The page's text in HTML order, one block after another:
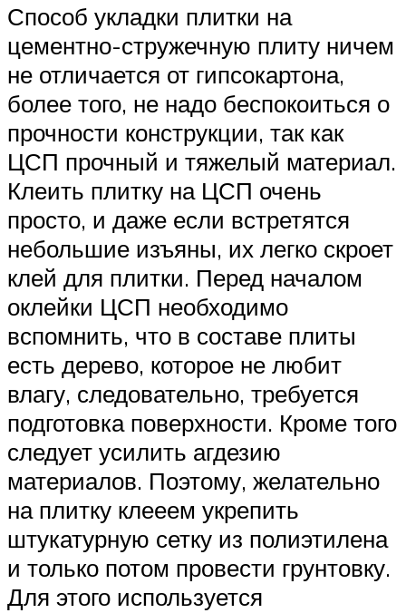
Способ укладки плитки на
цементно-стружечную плиту ничем
не отличается от гипсокартона,
более того, не надо беспокоиться о
прочности конструкции, так как
ЦСП прочный и тяжелый материал.
Клеить плитку на ЦСП очень
просто, и даже если встретятся
небольшие изъяны, их легко скроет
клей для плитки. Перед началом
оклейки ЦСП необходимо
вспомнить, что в составе плиты
есть дерево, которое не любит
влагу, следовательно, требуется
подготовка поверхности. Кроме того
следует усилить агдезию
материалов. Поэтому, желательно
на плитку клееем укрепить
штукатурную сетку из полиэтилена
и только потом провести грунтовку.
Для этого используется